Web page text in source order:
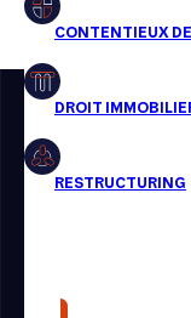
Droit immobilier
Restructuring
Presse
Aucun résultats pour